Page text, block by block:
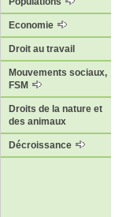
Economie
Droit au travail
Mouvements sociaux,
FSM
Droits de la nature et
des animaux
Décroissance